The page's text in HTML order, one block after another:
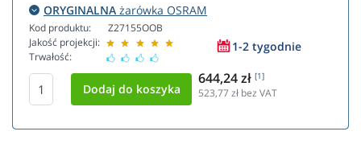
ORYGINALNA żarówka OSRAM
Kod produktu:
Jakość projekcji:
Trwałość:
Z27155OOB
1-2 tygodnie
644,24 zł [1]
523,77 zł bez VAT